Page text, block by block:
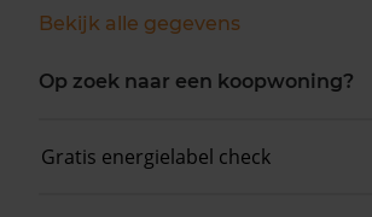
Bekijk alle gegevens
Op zoek naar een koopwoning?
Gratis energielabel check